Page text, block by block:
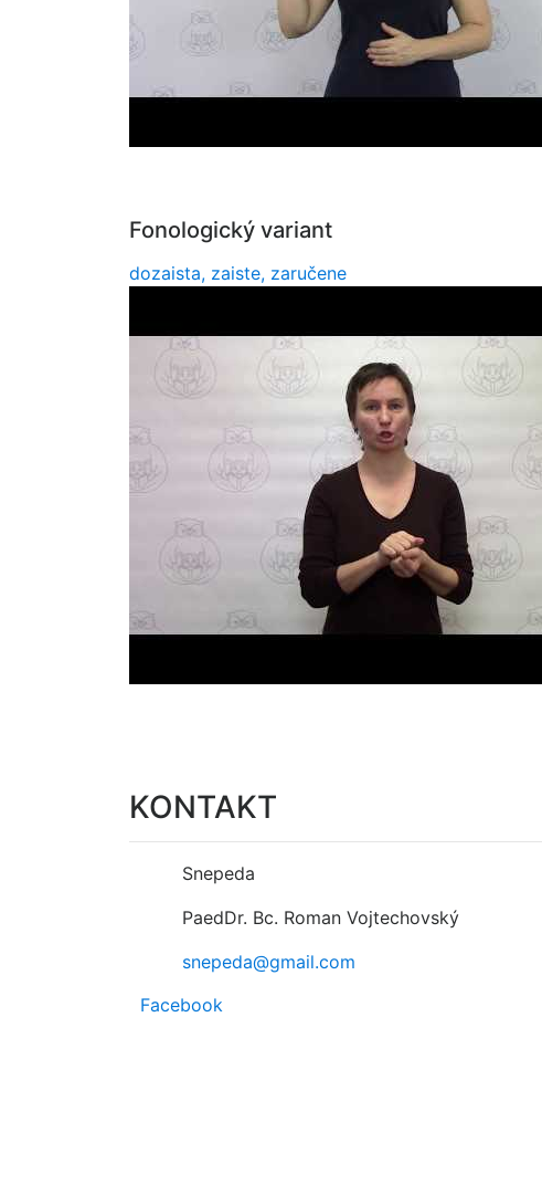
Fonologický variant
dozaista, zaiste, zaručene
KONTAKT
Snepeda
PaedDr. Bc. Roman Vojtechovský
snepeda@gmail.com
Facebook